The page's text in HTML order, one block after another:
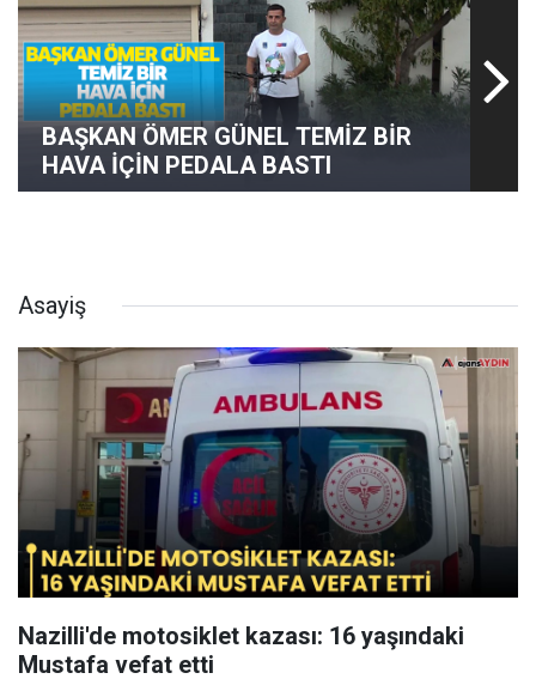
BAŞKAN ÖMER GÜNEL TEMİZ BİR
HAVA İÇİN PEDALA BASTI
Asayiş
Nazilli'de motosiklet kazası: 16 yaşındaki
Mustafa vefat etti